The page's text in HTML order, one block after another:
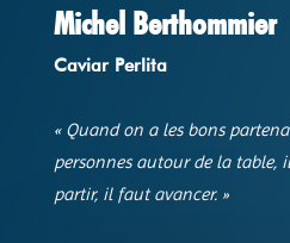
Michel Berthommier
Caviar Perlita
« Quand on a les bons
personnes autour de la table,
partir, il faut avancer. »